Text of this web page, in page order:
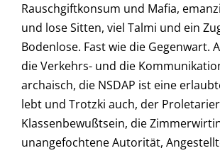
Rauschgiftkonsum und Mafia,
und lose Sitten, viel Talmi und ein
Bodenlose. Fast wie die Gegenwart.
die Verkehrs- und die
archaisch, die NSDAP ist eine
lebt und Trotzki auch, der
Klassenbewußtsein, die
unangefochtene Autorität,